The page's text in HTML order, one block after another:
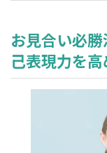
お見合い必
己表現力を高